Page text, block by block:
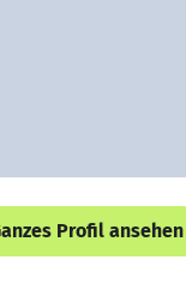
Profil ansehen